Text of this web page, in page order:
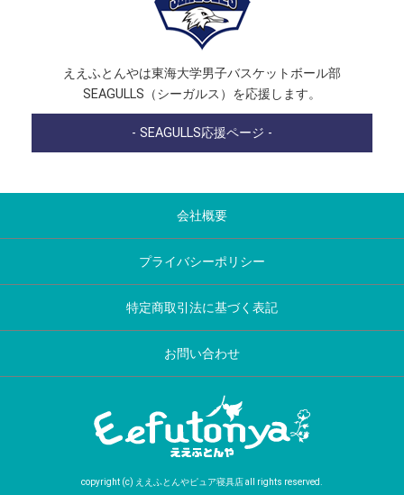
ええふとんやは東海大学男子バスケットボール部
SEAGULLS（シーガルス）を応援します。
- SEAGULLS応援ページ -
会社概要
プライバシーポリシー
特定商取引法に基づく表記
お問い合わせ
copyright (c) ええふとんやピュア寝具店 all rights reserved.